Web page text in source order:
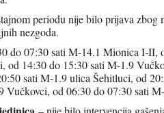
periodu nije bilo prijava zbog
nezgoda.
do 07:30 sati M-14.1 Mionica I-II,
od 14:30 do 15:30 sati M-1.9
sati M-1.9 ulica Šehitluci, od
Vučkovci, od 06:30 do 07:30 sati